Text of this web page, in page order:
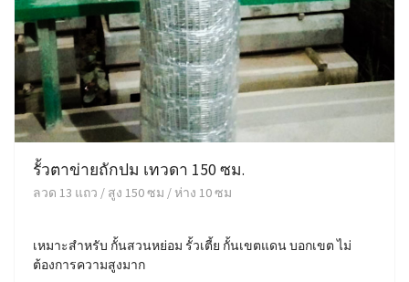
รั้วตาข่ายถักปม เทวดา 150 ซม.
ลวด 13 แถว / สูง 150 ซม / ห่าง 10 ซม
เหมาะสำหรับ กั้นสวนหย่อม รั้วเตี้ย กั้นเขตแดน บอกเขต ไม่
ต้องการความสูงมาก